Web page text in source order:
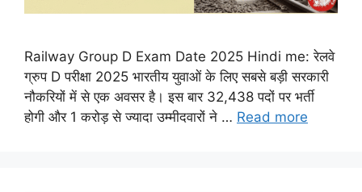
Railway Group D Exam Date 2025 Hindi me: रेलवे
ग्रुप D परीक्षा 2025 भारतीय युवाओं के लिए सबसे बड़ी सरकारी
नौकरियों में से एक अवसर है। इस बार 32,438 पदों पर भर्ती
होगी और 1 करोड़ से ज्यादा उम्मीदवारों ने … Read more